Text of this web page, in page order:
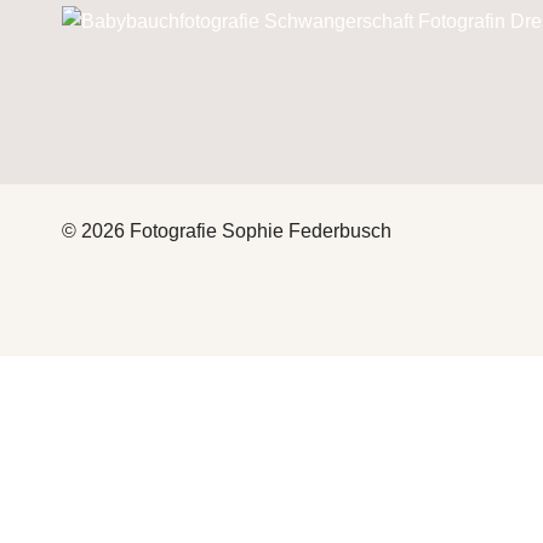
© 2026 Fotografie Sophie Federbusch